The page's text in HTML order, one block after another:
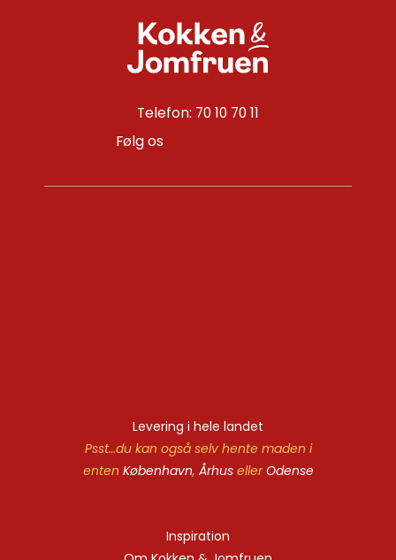
Telefon: 70 10 70 11
Følg os
Levering i hele landet
Psst…du kan også selv hente maden i
enten København, ÅrhusellerOdense
Inspiration